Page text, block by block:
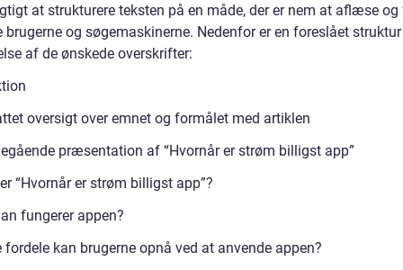
at strukturere teksten på en måde, der er nem at aflæse
brugerne og søgemaskinerne. Nedenfor er en foreslået
af de ønskede overskrifter:
oversigt over emnet og formålet med artiklen
præsentation af “Hvornår er strøm billigst app”
“Hvornår er strøm billigst app”?
fungerer appen?
kan brugerne opnå ved at anvende appen?